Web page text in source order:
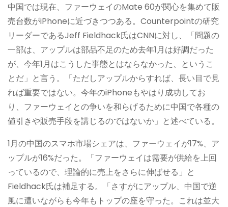
中国では現在、ファーウェイのMate 60が関心を集めて販
売台数がiPhoneに近づきつつある。Counterpointの研究
リーダーであるJeff Fieldhack氏はCNNに対し、「問題の
一部は、アップルは部品不足のため去年1月は好調だった
が、今年1月はこうした事態とはならなかった、というこ
とだ」と言う。「ただしアップルからすれば、長い目で見
れば重要ではない。今年のiPhoneもやはり成功してお
り、ファーウェイとの争いを和らげるために中国で各種の
値引きや販売手段を講じるのではないか」と述べている。
1月の中国のスマホ市場シェアは、ファーウェイが17%、ア
ップルが16%だった。「ファーウェイは需要が供給を上回
っているので、理論的に売上をさらに伸ばせる」と
Fieldhack氏は補足する。「さすがにアップル、中国で逆
風に遭いながらも今年もトップの座を守った。これは並大